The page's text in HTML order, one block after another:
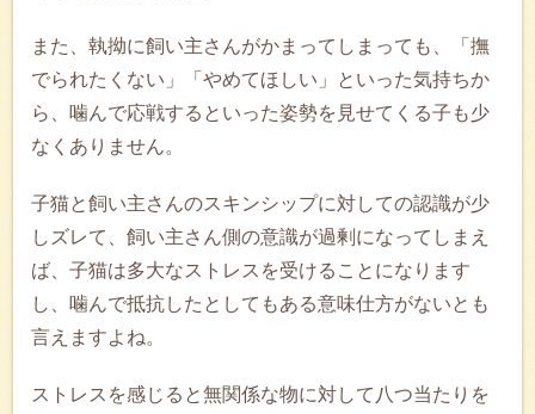
また、執拗に飼い主さんがかまってしまっても、「撫
でられたくない」「やめてほしい」といった気持ちか
ら、噛んで応戦するといった姿勢を見せてくる子も少
なくありません。
子猫と飼い主さんのスキンシップに対しての認識が少
しズレて、飼い主さん側の意識が過剰になってしまえ
ば、子猫は多大なストレスを受けることになります
し、噛んで抵抗したとしてもある意味仕方がないとも
言えますよね。
ストレスを感じると無関係な物に対して八つ当たりを